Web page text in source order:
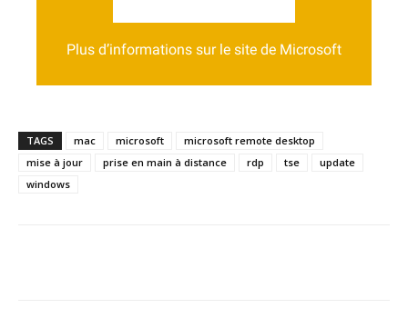
Plus d’informations sur le site de Microsoft
server/remote/remote-desktop-
services/clients/remote-desktop-mac
TAGS mac microsoft
microsoft remote desktop
mise à jour
prise en main à distance rdp tse
update
windows